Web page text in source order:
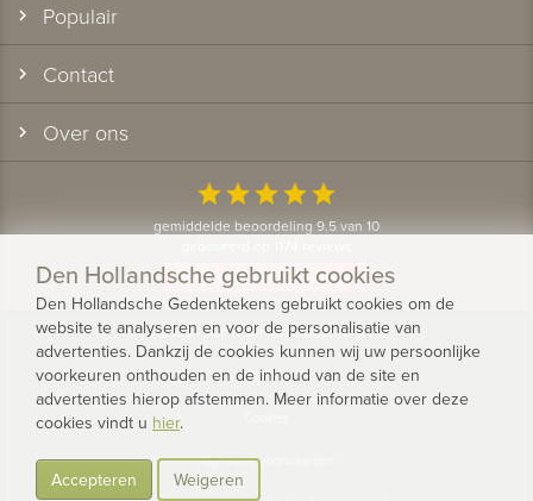
Populair
Contact
Over ons
starstarstarstarstar
gemiddelde beoordeling 9.5 van 10
Bekijk alle klantervaringen
© 2026 - Den Hollandsche Gedenktekens
Privacy
Algemene voorwaarden
Den Hollandsche gebruikt cookies
Den Hollandsche Gedenktekens gebruikt cookies om de
website te analyseren en voor de personalisatie van
advertenties. Dankzij de cookies kunnen wij uw persoonlijke
voorkeuren onthouden en de inhoud van de site en
advertenties hierop afstemmen. Meer informatie over deze
cookies vindt u hier.
Accepteren Weigeren